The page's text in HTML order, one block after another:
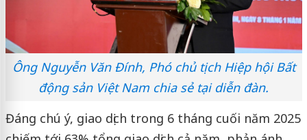
Ông Nguyễn Văn Đính, Phó chủ tịch Hiệp hội Bất
động sản Việt Nam chia sẻ tại diễn đàn.
Đáng chú ý, giao dịch trong 6 tháng cuối năm 2025